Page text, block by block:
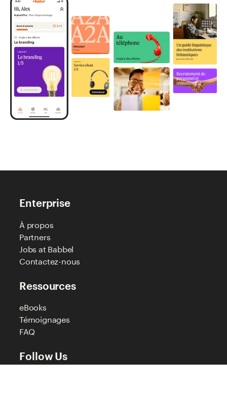
Enterprise
À propos
Partners
Jobs at Babbel
Contactez-nous
Ressources
eBooks
Témoignages
FAQ
Follow Us